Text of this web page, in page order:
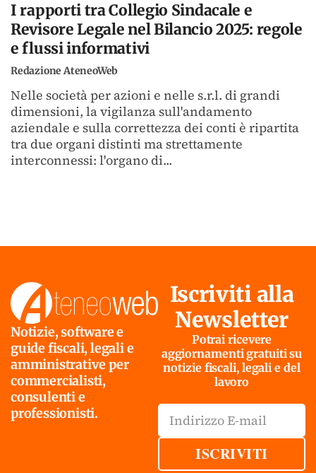
I rapporti tra Collegio Sindacale e
Revisore Legale nel Bilancio 2025: regole
e flussi informativi
Redazione AteneoWeb
Nelle società per azioni e nelle s.r.l. di grandi
dimensioni, la vigilanza sull'andamento
aziendale e sulla correttezza dei conti è ripartita
tra due organi distinti ma strettamente
interconnessi: l'organo di...
Notizie, software e
guide fiscali, legali e
amministrative per
commercialisti,
consulenti e
professionisti.
Iscriviti alla
Newsletter
Potrai ricevere
aggiornamenti gratuiti su
notizie fiscali, legali e del
lavoro
ISCRIVITI